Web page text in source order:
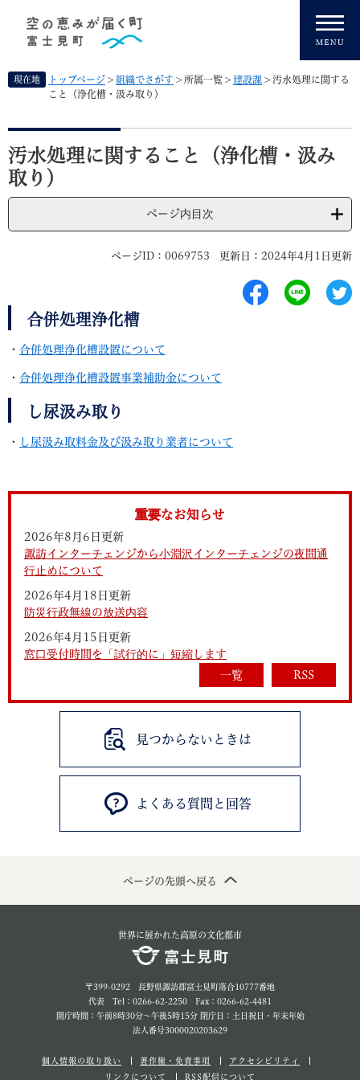
先
す
現在地 トップページ > 組織でさがす > 所属一覧 > 建設課 > 汚水処理に関する
こと（浄化槽・汲み取り）
本
文
汚水処理に関すること（浄化槽・汲み
取り）
ページ内目次
ページID：0069753 更新日：2024年4月1日更新
合併処理浄化槽
・ 合併処理浄化槽設置について
・ 合併処理浄化槽設置事業補助金について
し尿汲み取り
・ し尿汲み取料金及び汲み取り業者について
重要なお知らせ
2026年8月6日更新
諏訪インターチェンジから小淵沢インターチェンジの夜間通
行止めについて
2026年4月18日更新
防災行政無線の放送内容
2026年4月15日更新
窓口受付時間を「試行的に」短縮します
一覧
RSS
見つからないときは
よくある質問と回答
ページの先頭へ戻る
世界に展かれた高原の文化都市
〒399-0292 長野県諏訪郡富士見町落合10777番地
代表 Tel：0266-62-2250 Fax：0266-62-4481
開庁時間：午前8時30分～午後5時15分 閉庁日：土日祝日・年末年始
法人番号3000020203629
個人情報の取り扱い 著作権・免責事項
アクセシビリティ
リンクについて
RSS配信について